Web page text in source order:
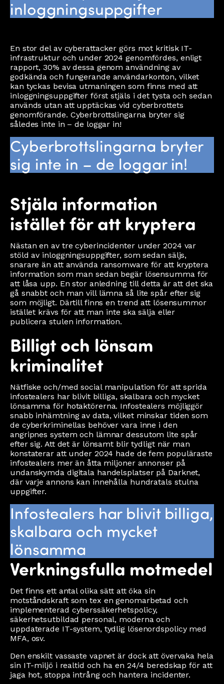
inloggningsuppgifter
En stor del av cyberattacker görs mot kritisk IT-
infrastruktur och under 2024 genomfördes, enligt
rapport, 30% av dessa genom användning av
godkända och fungerande användarkonton, vilket
kan tyckas bevisa utmaningen som finns med att
inloggningsuppgifter först stjäls i det tysta och sedan
används utan att upptäckas vid cyberbrottets
genomförande. Cyberbrottslingarna bryter sig
således inte in – de loggar in!
Cyberbrottslingarna bryter
sig inte in – de loggar in!
Stjäla information
istället för att kryptera
Nästan en av tre cyberincidenter under 2024 var
stöld av inloggningsuppgifter, som sedan säljs,
snarare än att använda ransomware för att kryptera
information som man sedan begär lösensumma för
att låsa upp. En stor anledning till detta är att det ska
gå snabbt och man vill lämna så lite spår efter sig
som möjligt. Därtill finns en trend att lösensummor
istället krävs för att man inte ska sälja eller
publicera stulen information.
Billigt och lönsam
kriminalitet
Nätfiske och/med social manipulation för att sprida
infostealers har blivit billiga, skalbara och mycket
lönsamma för hotaktörerna. Infostealers möjliggör
snabb inhämtning av data, vilket minskar tiden som
de cyberkriminellas behöver vara inne i den
angripnes system och lämnar dessutom lite spår
efter sig. Att det är lönsamt blir tydligt när man
konstaterar att under 2024 hade de fem populäraste
infostealers mer än åtta miljoner annonser på
undanskymda digitala handelsplatser på Darknet,
där varje annons kan innehålla hundratals stulna
uppgifter.
Infostealers har blivit billiga,
skalbara och mycket
lönsamma
Verkningsfulla motmedel
Det finns ett antal olika sätt att öka sin
motståndskraft som tex en genomarbetad och
implementerad cyberssäkerhetspolicy,
säkerhetsutbildad personal, moderna och
uppdaterade IT-system, tydlig lösenordspolicy med
MFA, osv.
Den enskilt vassaste vapnet är dock att övervaka hela
sin IT-miljö i realtid och ha en 24/4 beredskap för att
jaga hot, stoppa intrång och hantera incidenter.